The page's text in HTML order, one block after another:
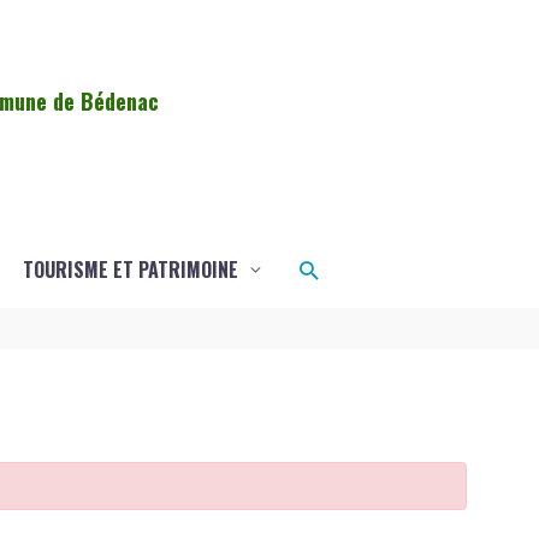
de Bédenac
TOURISME ET PATRIMOINE Rechercher